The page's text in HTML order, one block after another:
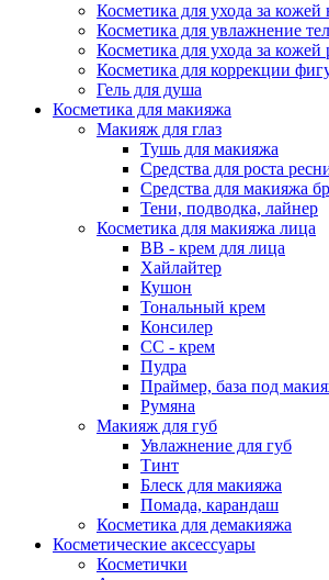
Косметика для ухода за кожей
Косметика для увлажнение
Косметика для ухода за кожей
Косметика для коррекции
Гель для душа
Косметика для макияжа
Макияж для глаз
Тушь для макияжа
Средства для роста
Средства для макияжа
Тени, подводка, лайнер
Косметика для макияжа лица
ВВ - крем для лица
Хайлайтер
Кушон
Тональный крем
Консилер
СС - крем
Пудра
Праймер, база под
Румяна
Макияж для губ
Увлажнение для губ
Тинт
Блеск для макияжа
Помада, карандаш
Косметика для демакияжа
Косметические аксессуары
Косметички